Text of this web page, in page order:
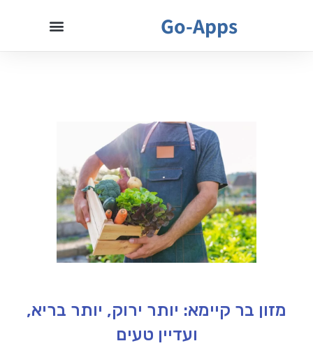
Go-Apps
מזון בר קיימא: יותר ירוק, יותר בריא,
ועדיין טעים